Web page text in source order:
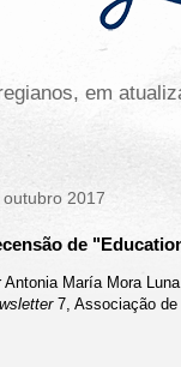
em
outubro 2017
de
Antonia María Mora
7, Associação de